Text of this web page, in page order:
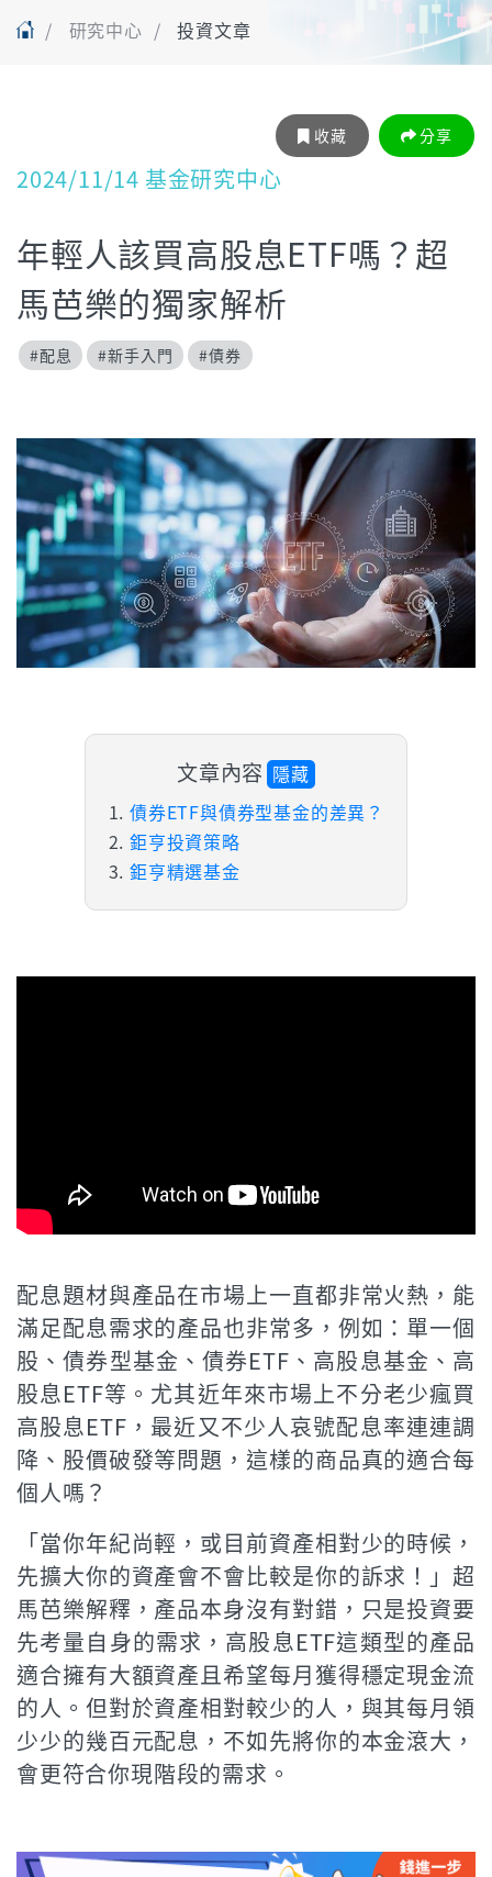
研究中心 投資文章
收藏 分享
2024/11/14 基金研究中心
年輕人該買高股息ETF嗎？超
馬芭樂的獨家解析
#配息 #新手入門 #債券
文章內容 隱藏
債券ETF與債券型基金的差異？
鉅亨投資策略
鉅亨精選基金
配息題材與產品在市場上一直都非常火熱，能
滿足配息需求的產品也非常多，例如：單一個
股、債券型基金、債券ETF、高股息基金、高
股息ETF等。尤其近年來市場上不分老少瘋買
高股息ETF，最近又不少人哀號配息率連連調
降、股價破發等問題，這樣的商品真的適合每
個人嗎？
「當你年紀尚輕，或目前資產相對少的時候，
先擴大你的資產會不會比較是你的訴求！」超
馬芭樂解釋，產品本身沒有對錯，只是投資要
先考量自身的需求，高股息ETF這類型的產品
適合擁有大額資產且希望每月獲得穩定現金流
的人。但對於資產相對較少的人，與其每月領
少少的幾百元配息，不如先將你的本金滾大，
會更符合你現階段的需求。